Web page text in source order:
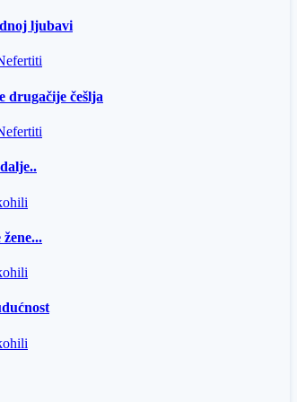
ljubavi
drugačije češlja